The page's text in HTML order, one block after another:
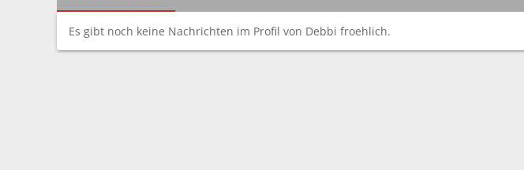
Es gibt noch keine Nachrichten im Profil von Debbi froehlich.